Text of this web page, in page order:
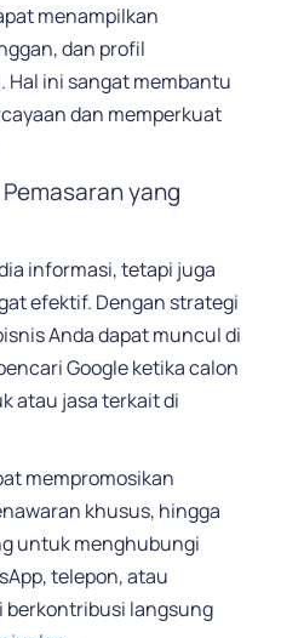
menampilkan
dan profil
Hal ini sangat membantu
dan memperkuat
yang
informasi, tetapi juga
efektif. Dengan strategi
Anda dapat muncul di
Google ketika calon
atau jasa terkait di
mempromosikan
khusus, hingga
untuk menghubungi
telepon, atau
berkontribusi langsung